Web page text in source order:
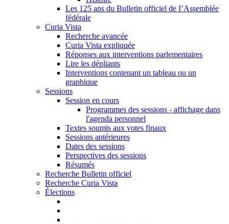
Les 125 ans du Bulletin officiel de I’Assemblée
fédérale
Curia Vista
Recherche avancée
Curia Vista expliquée
Réponses aux interventions parlementaires
Lire les dépliants
Interventions contenant un tableau ou un
graphique
Sessions
Session en cours
Programmes des sessions - affichage dans
l'agenda personnel
Textes soumis aux votes finaux
Sessions antérieures
Dates des sessions
Perspectives des sessions
Résumés
Recherche Bulletin officiel
Recherche Curia Vista
Élections